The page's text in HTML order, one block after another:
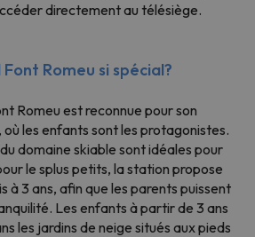
directement au télésiège.
Romeu si spécial?
Romeu est reconnue pour son
les enfants sont les protagonistes.
domaine skiable sont idéales pour
le splus petits, la station propose
à 3 ans, afin que les parents puissent
Les enfants à partir de 3 ans
les jardins de neige situés aux pieds